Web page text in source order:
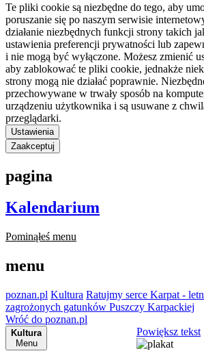
Te pliki cookie są niezbędne do tego, aby
poruszanie się po naszym serwisie
działanie niezbędnych funkcji strony takich
ustawienia preferencji prywatności lub
i nie mogą być wyłączone. Możesz zmienić
aby zablokować te pliki cookie, jednakże
strony mogą nie działać poprawnie.
przechowywane w trwały sposób na
urządzeniu użytkownika i są usuwane z
przeglądarki.
Ustawienia
Zaakceptuj
pagina
Kalendarium
Pominąłeś menu
menu
poznan.pl Kultura Ratujmy serce Karpat -
zagrożonych gatunków Puszczy Karpackiej
Wróć do poznan.pl
Kultura
Menu
Powiększ tekst